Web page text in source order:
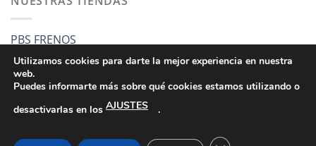
base
perfecta
preparación
equilibrada
PBS FRENOS
SUS DATOS SEGUROS
Utilizamos cookies para darte la mejor experiencia en nuestra
web.
Puedes informarte más sobre qué cookies estamos utilizando o
desactivarlas en los AJUSTES .